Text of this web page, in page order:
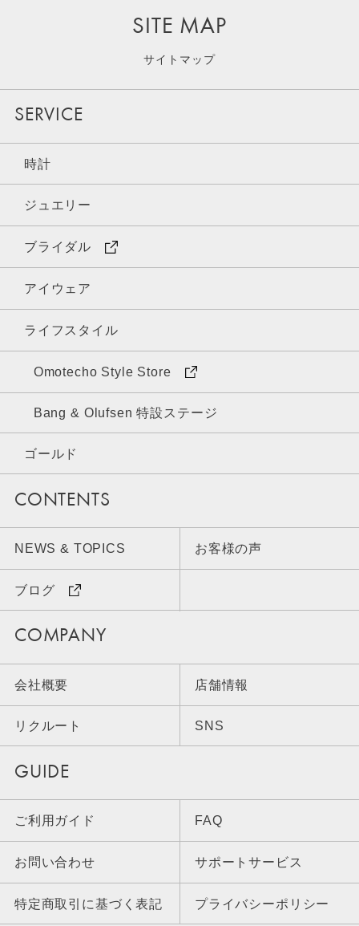
SITE MAP
サイトマップ
SERVICE
時計
ジュエリー
ブライダル
アイウェア
ライフスタイル
Omotecho Style Store
Bang & Olufsen 特設ステージ
ゴールド
CONTENTS
NEWS & TOPICS お客様の声
ブログ
COMPANY
会社概要 店舗情報
リクルート SNS
GUIDE
ご利用ガイド FAQ
お問い合わせ サポートサービス
特定商取引に基づく表記 プライバシーポリシー